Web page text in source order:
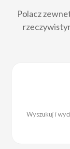
Wyszukuj i